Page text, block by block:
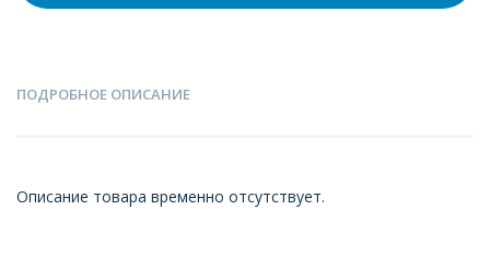
ПОДРОБНОЕ ОПИСАНИЕ
Описание товара временно отсутствует.